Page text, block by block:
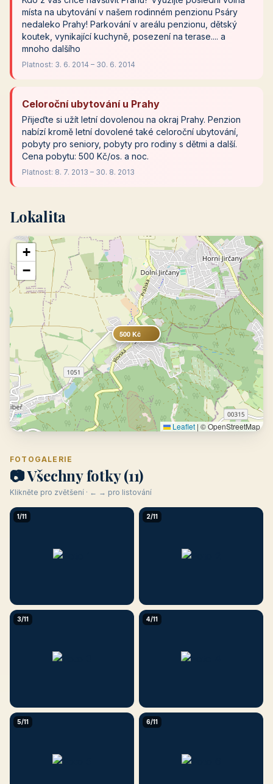
místa na ubytování v našem rodinném penzionu Psáry
nedaleko Prahy! Parkování v areálu penzionu, dětský
koutek, vynikající kuchyně, posezení na terase.... a
mnoho dalšího
Platnost: 3. 6. 2014 – 30. 6. 2014
Celoroční ubytování u Prahy
Přijeďte si užít letní dovolenou na okraj Prahy. Penzion
nabízí kromě letní dovolené také celoroční ubytování,
pobyty pro seniory, pobyty pro rodiny s dětmi a další.
Cena pobytu: 500 Kč/os. a noc.
Platnost: 8. 7. 2013 – 30. 8. 2013
Lokalita
500 Kč
+
−
Leaflet | © OpenStreetMap
FOTOGALERIE
📷 Všechny fotky (11)
Klikněte pro zvětšení · ← → pro listování
1/11 2/11
3/11 4/11
5/11 6/11